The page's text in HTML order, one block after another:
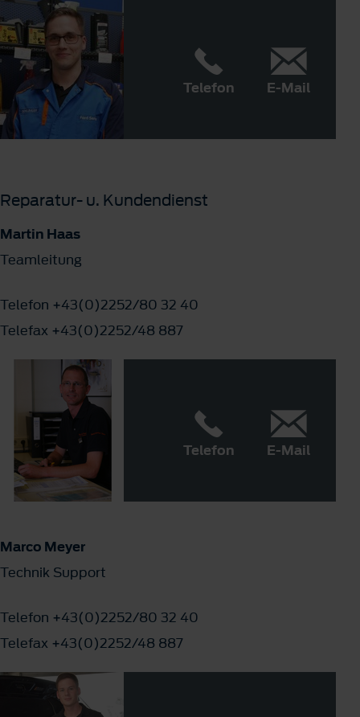
Telefon E-Mail
Reparatur- u. Kundendienst
Martin Haas
Teamleitung
Telefon +43(0)2252/80 32 40
Telefax +43(0)2252/48 887
Telefon E-Mail
Marco Meyer
Technik Support
Telefon +43(0)2252/80 32 40
Telefax +43(0)2252/48 887